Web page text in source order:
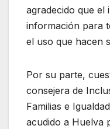
agradecido que el
información para
el uso que hacen
Por su parte,
consejera de
Familias e
acudido a Huelva